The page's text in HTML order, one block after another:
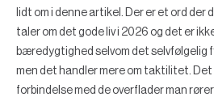
lidt om i denne artikel. Der er et ord der
taler om det gode liv i 2026 og det er
bæredygtighed selvom det selvfølgelig
men det handler mere om taktilitet. Det
forbindelse med de overflader man